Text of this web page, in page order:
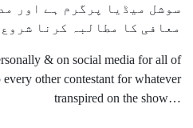
سوشل میڈیا پرگرم ہے اور
معافی کا مطالبہ کرنا شروع
& on social media for all of
other contestant for whatever
transpired on the show…